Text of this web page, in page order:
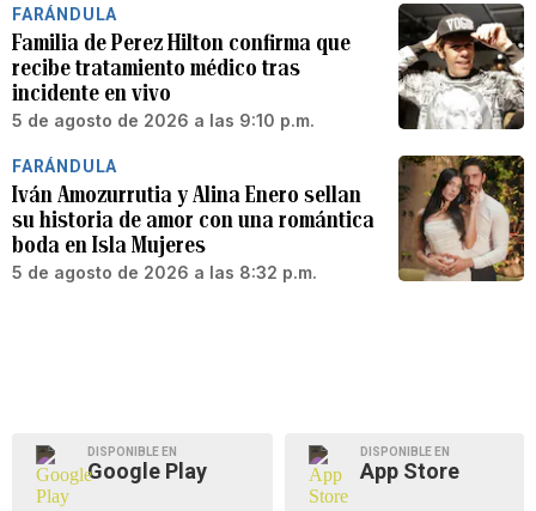
FARÁNDULA
Familia de Perez Hilton confirma que
recibe tratamiento médico tras
incidente en vivo
5 de agosto de 2026 a las 9:10 p.m.
FARÁNDULA
Iván Amozurrutia y Alina Enero sellan
su historia de amor con una romántica
boda en Isla Mujeres
5 de agosto de 2026 a las 8:32 p.m.
DISPONIBLE EN
Google Play
DISPONIBLE EN
App Store